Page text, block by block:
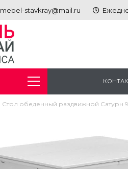
mebel-stavkray@mail.ru
Стол обеденный раздвижной Сатурн